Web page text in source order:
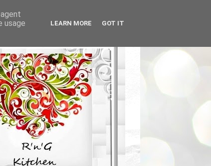
usage
LEARN MORE GOT IT